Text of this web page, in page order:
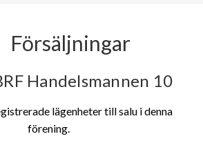
Försäljningar
Handelsmannen 10
lägenheter till salu i denna
förening.